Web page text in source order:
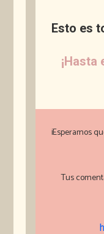
Esto es
¡Hasta
¡Esperamos
Tus